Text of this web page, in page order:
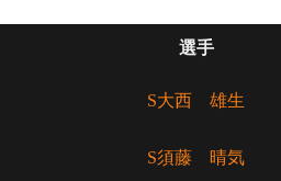
選手
S大西 雄生
S須藤 晴気